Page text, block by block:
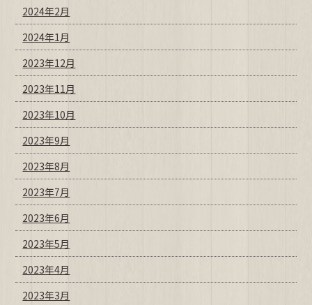
2024年2月
2024年1月
2023年12月
2023年11月
2023年10月
2023年9月
2023年8月
2023年7月
2023年6月
2023年5月
2023年4月
2023年3月